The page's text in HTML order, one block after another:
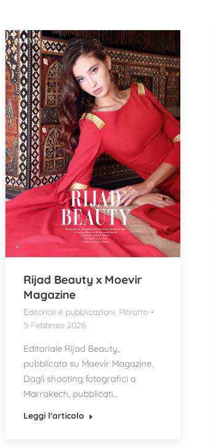
Rijad Beauty x Moevir
Magazine
Editoriali e pubblicazioni, Ritratto
5 Febbraio 2026
Editoriale Rijad Beauty,
pubblicato su Moevir Magazine.
Dagli shooting fotografici a
Marrakech, pubblicati…
Leggi l'articolo